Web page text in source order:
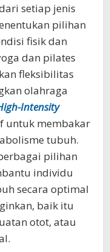
setiap jenis
pilihan
fisik dan
dan pilates
fleksibilitas
olahraga
Intensity
untuk membakar
tubuh.
pilihan
individu
secara optimal
baik itu
otot, atau